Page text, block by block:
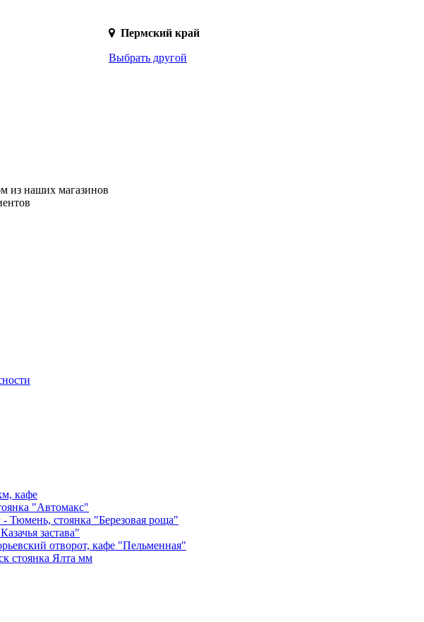
Пермский край
Выбрать другой
из наших магазинов
кафе
"Автомакс"
- Тюмень, стоянка "Березовая роща"
застава"
отворот, кафе "Пельменная"
стоянка Ялта мм